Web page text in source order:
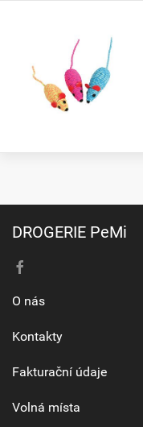
DROGERIE PeMi
O nás
Kontakty
Fakturační údaje
Volná místa